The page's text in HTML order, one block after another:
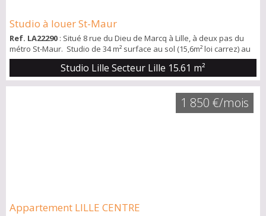
Studio à louer St-Maur
Ref. LA22290 : Situé 8 rue du Dieu de Marcq à Lille, à deux pas du
métro St-Maur. Studio de 34 m² surface au sol (15,6m² loi carrez) au
deuxième étage d'un bâtiment en fond de cour avec une pièce de
vie et sa kitchenette et une salle de bain. NON MEUBLÉ Disponible le
17 août 2026.
Studio Lille Secteur Lille 15.61 m²
Appartement LILLE CENTRE
1 850 €/mois